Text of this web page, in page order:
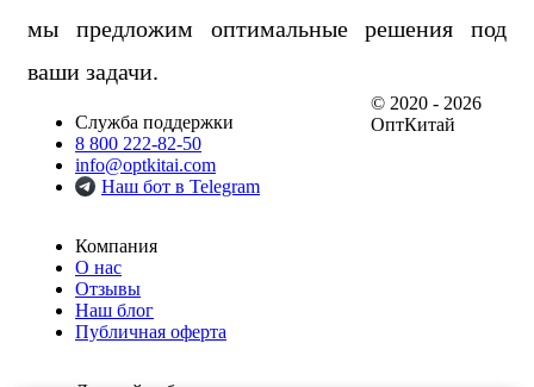
мы предложим оптимальные решения под
ваши задачи.
Служба поддержки
8 800 222-82-50
info@optkitai.com
Наш бот в Telegram
Компания
О нас
Отзывы
Наш блог
Публичная оферта
© 2020 - 2026
ОптКитай